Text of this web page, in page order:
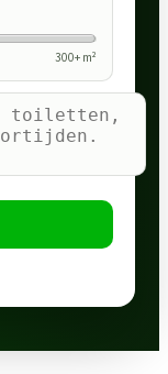
300+ m²